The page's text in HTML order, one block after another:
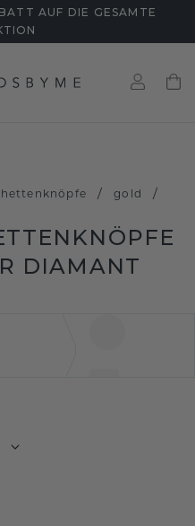
AUF DIE GESAMTE
/ gold /
DIAMANT